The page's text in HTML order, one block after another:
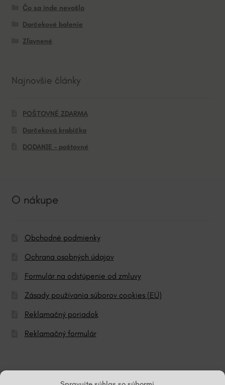
Čo sa inde nevošlo
Darčekové balenie
Zľavnené
Najnovšie články
POŠTOVNÉ ZDARMA
Darčeková krabička
DODANIE – poštovné
O nákupe
Obchodné podmienky
Ochrana osobných údajov
Formulár na odstúpenie od zmluvy
Zásady používania súborov cookies (EÚ)
Reklamačný poriadok
Reklamačný formulár